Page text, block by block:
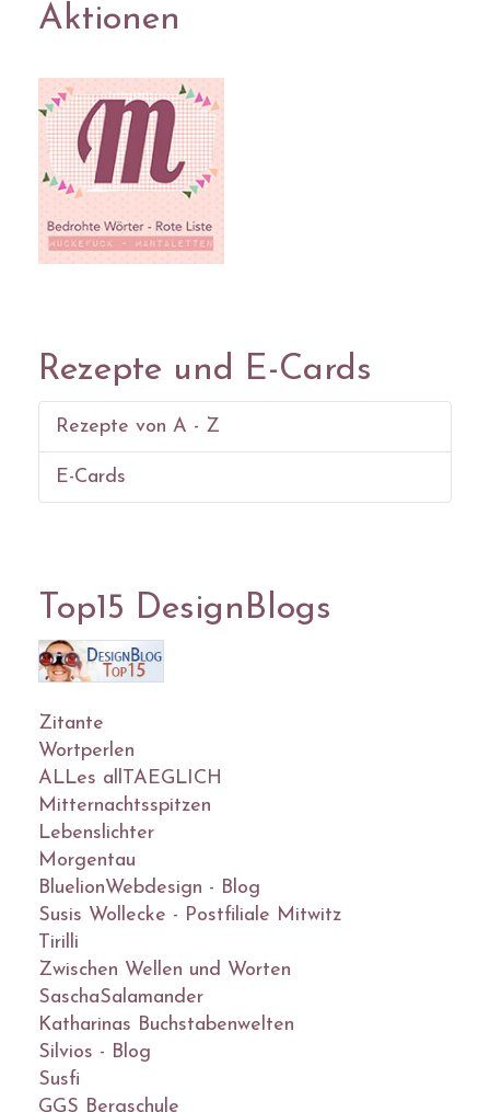
Aktionen
Rezepte und E-Cards
Rezepte von A - Z
E-Cards
Top15 DesignBlogs
Zitante
Wortperlen
ALLes allTAEGLICH
Mitternachtsspitzen
Lebenslichter
Morgentau
BluelionWebdesign - Blog
Susis Wollecke - Postfiliale Mitwitz
Tirilli
Zwischen Wellen und Worten
SaschaSalamander
Katharinas Buchstabenwelten
Silvios - Blog
Susfi
GGS Bergschule